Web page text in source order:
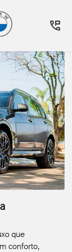
que
conforto,